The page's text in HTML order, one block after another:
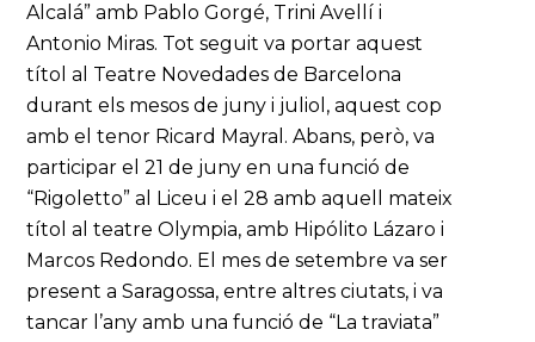
Alcalá” amb Pablo Gorgé, Trini Avellí i
Antonio Miras. Tot seguit va portar aquest
títol al Teatre Novedades de Barcelona
durant els mesos de juny i juliol, aquest cop
amb el tenor Ricard Mayral. Abans, però, va
participar el 21 de juny en una funció de
“Rigoletto” al Liceu i el 28 amb aquell mateix
títol al teatre Olympia, amb Hipólito Lázaro i
Marcos Redondo. El mes de setembre va ser
present a Saragossa, entre altres ciutats, i va
tancar l’any amb una funció de “La traviata”